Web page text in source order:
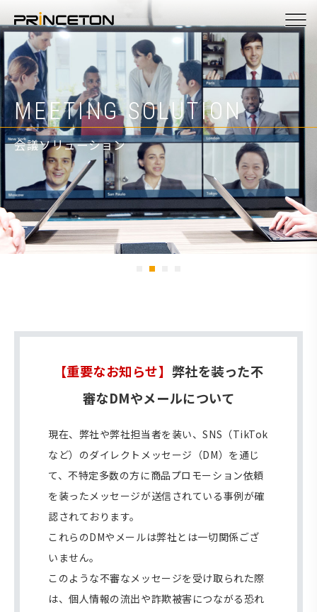
イ
ン
コ
ン
ン
移
動
ヒト。モノ。つなぐ。
MEETING SOLUTION
会議ソリューション
PRODUCTS
プロダクト
ATEN KVM VIDEO
ATEN/KVMビデオ製品
【重要なお知らせ】 弊社を装った不
審なDMやメールについて
現在、弊社や弊社担当者を装い、SNS（TikTok
など）のダイレクトメッセージ（DM）を通じ
て、不特定多数の方に商品プロモーション依頼
を装ったメッセージが送信されている事例が確
認されております。
これらのDMやメールは弊社とは一切関係ござ
いません。
このような不審なメッセージを受け取られた際
は、個人情報の流出や詐欺被害につながる恐れ